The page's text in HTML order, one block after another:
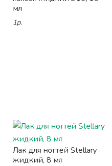
мл
1р.
Лак для ногтей Stellary
жидкий, 8 мл